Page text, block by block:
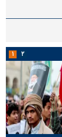
۱ ۲